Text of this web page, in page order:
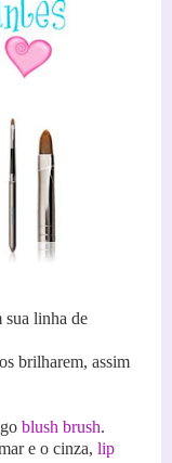
sua linha de
brilharem, assim
blush brush.
e o cinza, lip